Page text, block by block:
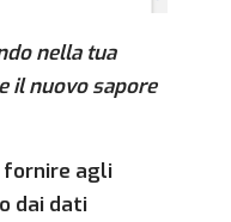
nella tua
il nuovo sapore
fornire agli
dai dati